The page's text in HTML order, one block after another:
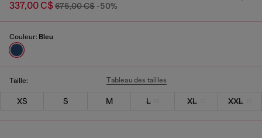
337,00 C$675,00 C$ -50%
Couleur: Bleu
Taille: Tableau des tailles
XS S M L XL XXL